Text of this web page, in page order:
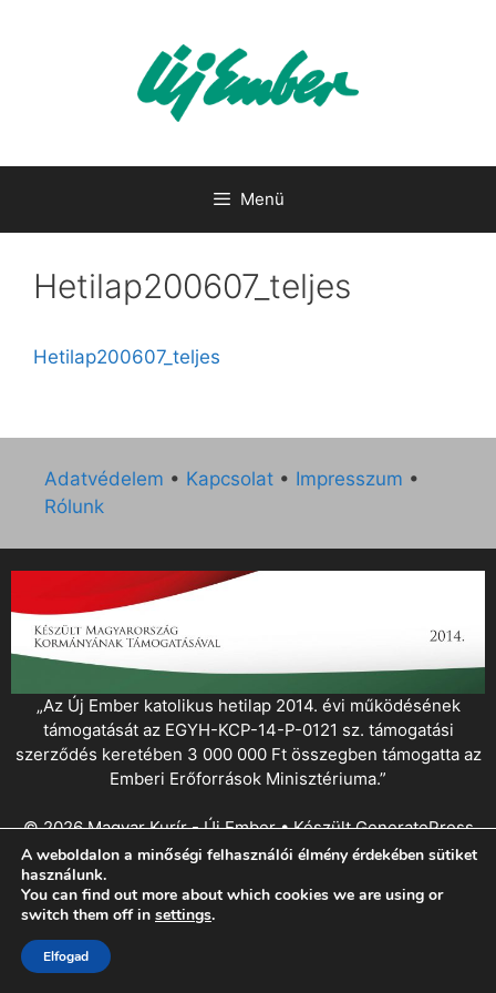
Menü
Hetilap200607_teljes
Hetilap200607_teljes
Adatvédelem • Kapcsolat • Impresszum •
Rólunk
„Az Új Ember katolikus hetilap 2014. évi működésének
támogatását az EGYH-KCP-14-P-0121 sz. támogatási
szerződés keretében 3 000 000 Ft összegben támogatta az
Emberi Erőforrások Minisztériuma.”
© 2026 Magyar Kurír - Új Ember• KészültGeneratePress
A weboldalon a minőségi felhasználói élmény érdekében sütiket
használunk.
You can find out more about which cookies we are using or
switch them off in settings.
Elfogad